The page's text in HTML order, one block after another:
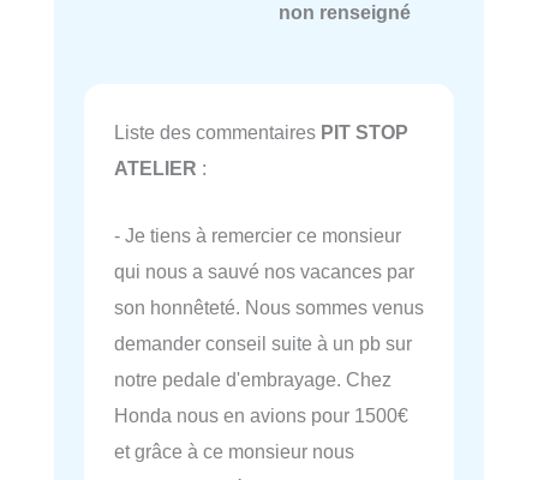
non renseigné
Liste des commentaires PIT STOP
ATELIER :
- Je tiens à remercier ce monsieur
qui nous a sauvé nos vacances par
son honnêteté. Nous sommes venus
demander conseil suite à un pb sur
notre pedale d'embrayage. Chez
Honda nous en avions pour 1500€
et grâce à ce monsieur nous